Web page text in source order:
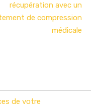
récupération avec un
de compression
médicale
de votre